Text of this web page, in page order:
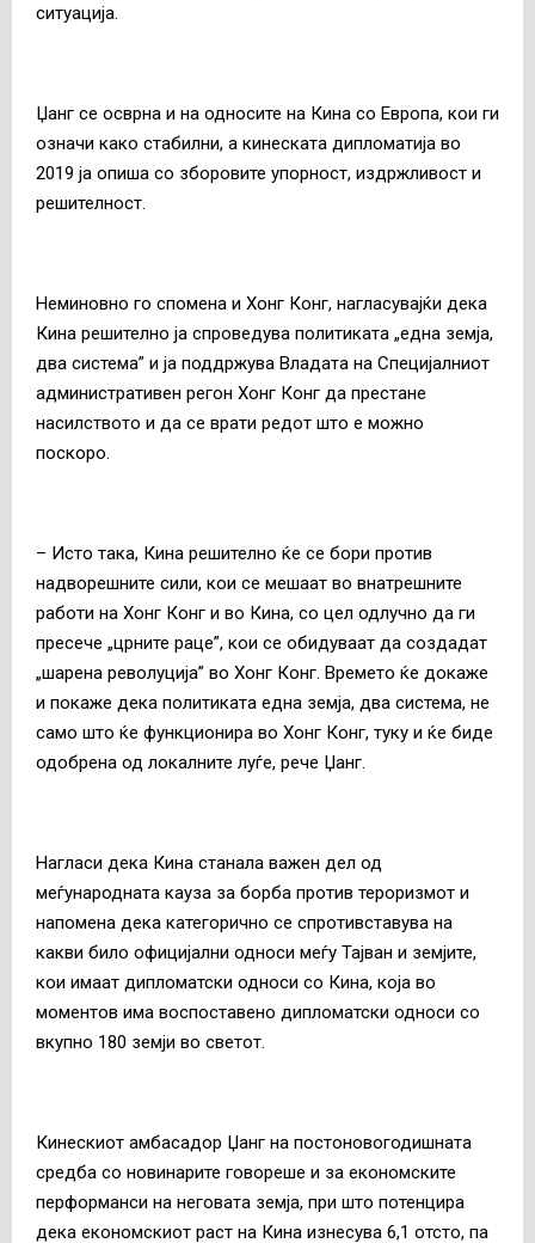
ситуација.
Џанг се осврна и на односите на Кина со Европа, кои ги
означи како стабилни, а кинеската дипломатија во
2019 ја опиша со зборовите упорност, издржливост и
решителност.
Неминовно го спомена и Хонг Конг, нагласувајќи дека
Кина решително ја спроведува политиката „една земја,
два система” и ја поддржува Владата на Специјалниот
административен регон Хонг Конг да престане
насилството и да се врати редот што е можно
поскоро.
– Исто така, Кина решително ќе се бори против
надворешните сили, кои се мешаат во внатрешните
работи на Хонг Конг и во Кина, со цел одлучно да ги
пресече „црните раце”, кои се обидуваат да создадат
„шарена револуција” во Хонг Конг. Времето ќе докаже
и покаже дека политиката една земја, два система, не
само што ќе функционира во Хонг Конг, туку и ќе биде
одобрена од локалните луѓе, рече Џанг.
Нагласи дека Кина станала важен дел од
меѓународната кауза за борба против тероризмот и
напомена дека категорично се спротивставува на
какви било официјални односи меѓу Тајван и земјите,
кои имаат дипломатски односи со Кина, која во
моментов има воспоставено дипломатски односи со
вкупно 180 земји во светот.
Кинескиот амбасадор Џанг на постоновогодишната
средба со новинарите говореше и за економските
перформанси на неговата земја, при што потенцира
дека економскиот раст на Кина изнесува 6,1 отсто, па